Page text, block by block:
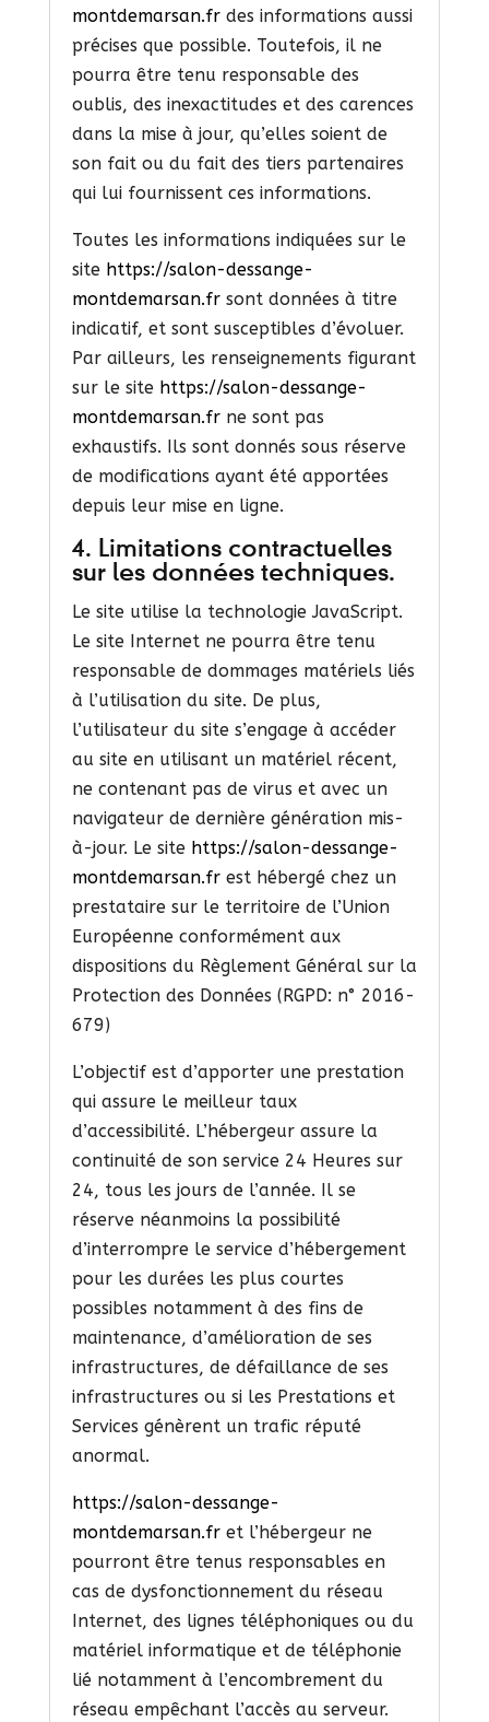
montdemarsan.fr des informations aussi
précises que possible. Toutefois, il ne
pourra être tenu responsable des
oublis, des inexactitudes et des carences
dans la mise à jour, qu’elles soient de
son fait ou du fait des tiers partenaires
qui lui fournissent ces informations.
Toutes les informations indiquées sur le
site https://salon-dessange-
montdemarsan.fr sont données à titre
indicatif, et sont susceptibles d’évoluer.
Par ailleurs, les renseignements figurant
sur le site https://salon-dessange-
montdemarsan.fr ne sont pas
exhaustifs. Ils sont donnés sous réserve
de modifications ayant été apportées
depuis leur mise en ligne.
4. Limitations contractuelles
sur les données techniques.
Le site utilise la technologie JavaScript.
Le site Internet ne pourra être tenu
responsable de dommages matériels liés
à l’utilisation du site. De plus,
l’utilisateur du site s’engage à accéder
au site en utilisant un matériel récent,
ne contenant pas de virus et avec un
navigateur de dernière génération mis-
à-jour. Le site https://salon-dessange-
montdemarsan.fr est hébergé chez un
prestataire sur le territoire de l’Union
Européenne conformément aux
dispositions du Règlement Général sur la
Protection des Données (RGPD: n° 2016-
679)
L’objectif est d’apporter une prestation
qui assure le meilleur taux
d’accessibilité. L’hébergeur assure la
continuité de son service 24 Heures sur
24, tous les jours de l’année. Il se
réserve néanmoins la possibilité
d’interrompre le service d’hébergement
pour les durées les plus courtes
possibles notamment à des fins de
maintenance, d’amélioration de ses
infrastructures, de défaillance de ses
infrastructures ou si les Prestations et
Services génèrent un trafic réputé
anormal.
https://salon-dessange-
montdemarsan.fr et l’hébergeur ne
pourront être tenus responsables en
cas de dysfonctionnement du réseau
Internet, des lignes téléphoniques ou du
matériel informatique et de téléphonie
lié notamment à l’encombrement du
réseau empêchant l’accès au serveur.